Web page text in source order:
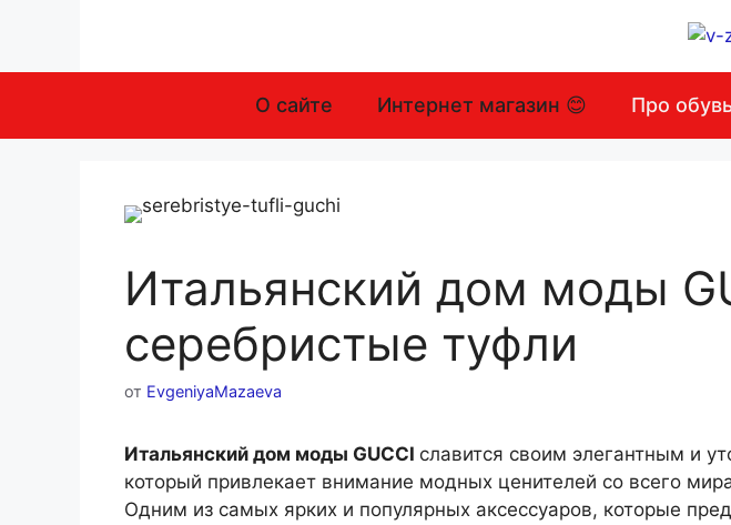
содержимому
О сайте Интернет магазин 😊 Про
Итальянский дом моды
серебристые туфли
от EvgeniyaMazaeva
Итальянский дом моды GUCCI славится своим элегантным и
который привлекает внимание модных ценителей со всего
Одним из самых ярких и популярных аксессуаров, которые